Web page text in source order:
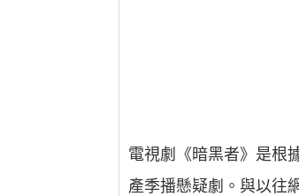
電視劇《暗黑者》是根
產季播懸疑劇。與以往